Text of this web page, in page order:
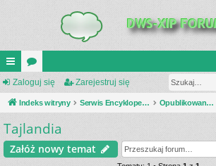
UI
C
K
_L
or
a
Zaloguj się Zarejestruj się
Indeks witryny Serwis Encyklopedia Uzbrojenia Opublikowane zestawienia
Tajlandia
Załóż nowy temat